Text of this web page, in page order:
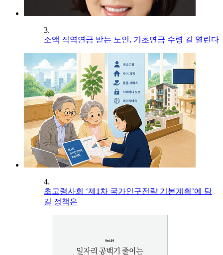
3.
소액 직역연금 받는 노인, 기초연금 수령 길 열린다
4.
초고령사회 ‘제1차 국가인구전략 기본계획’에 담
길 정책은